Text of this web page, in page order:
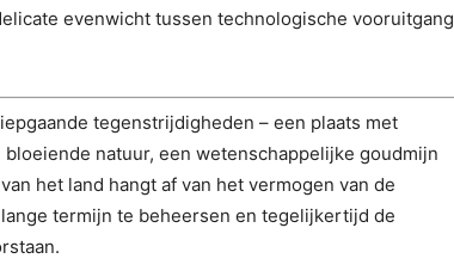
evenwicht tussen technologische vooruitgang
tegenstrijdigheden – een plaats met
natuur, een wetenschappelijke goudmijn
het land hangt af van het vermogen van de
termijn te beheersen en tegelijkertijd de